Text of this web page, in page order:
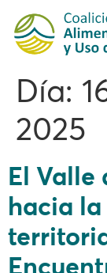
Día:
2025
El Valle
hacia